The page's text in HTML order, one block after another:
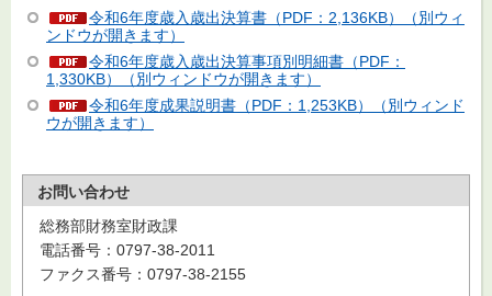
令和6年度歳入歳出決算書（PDF：2,136KB）（別ウィ
ンドウが開きます）
令和6年度歳入歳出決算事項別明細書（PDF：
1,330KB）（別ウィンドウが開きます）
令和6年度成果説明書（PDF：1,253KB）（別ウィンド
ウが開きます）
お問い合わせ
総務部財務室財政課
電話番号：0797-38-2011
ファクス番号：0797-38-2155